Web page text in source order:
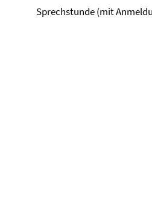
Sprechstunde (mit